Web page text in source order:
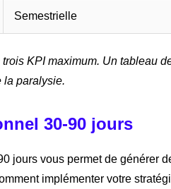
Semestrielle
KPI maximum. Un tableau
la paralysie.
30-90 jours
jours vous permet de générer
implémenter votre